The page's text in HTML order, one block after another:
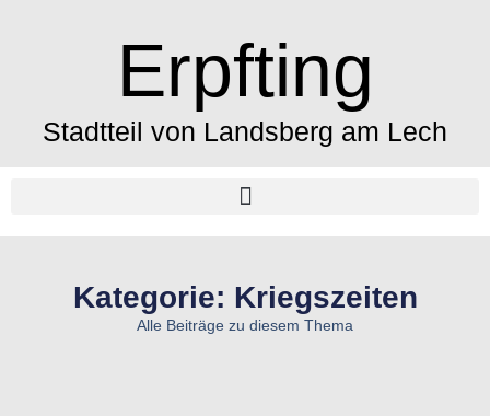
Erpfting
Stadtteil von Landsberg am Lech
Kategorie: Kriegszeiten
Alle Beiträge zu diesem Thema